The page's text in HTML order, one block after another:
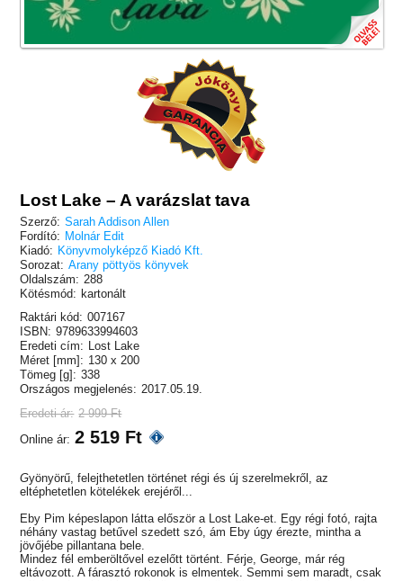
Lost Lake – A varázslat tava
Szerző: Sarah Addison Allen
Fordító: Molnár Edit
Kiadó: Könyvmolyképző Kiadó Kft.
Sorozat: Arany pöttyös könyvek
Oldalszám: 288
Kötésmód: kartonált
Raktári kód: 007167
ISBN: 9789633994603
Eredeti cím: Lost Lake
Méret [mm]: 130 x 200
Tömeg [g]: 338
Országos megjelenés: 2017.05.19.
Eredeti ár: 2 999 Ft
Online ár: 2 519 Ft
Gyönyörű, felejthetetlen történet régi és új szerelmekről, az
eltéphetetlen kötelékek erejéről...
Eby Pim képeslapon látta először a Lost Lake-et. Egy régi fotó, rajta
néhány vastag betűvel szedett szó, ám Eby úgy érezte, mintha a
jövőjébe pillantana bele.
Mindez fél emberöltővel ezelőtt történt. Férje, George, már rég
eltávozott. A fárasztó rokonok is elmentek. Semmi sem maradt, csak